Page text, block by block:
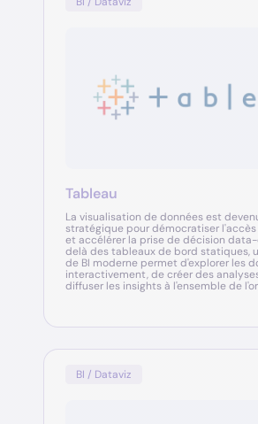
Tableau
La visualisation de données est
stratégique pour démocratiser
et accélérer la prise de décision
delà des tableaux de bord statiques,
de BI moderne permet d'explorer les
interactivement, de créer des
diffuser les insights à l'ensemble de
BI / Dataviz